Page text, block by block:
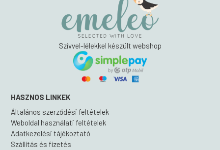
Szívvel-lélekkel készült webshop
HASZNOS LINKEK
Általános szerződési feltételek
Weboldal használati feltételek
Adatkezelési tájékoztató
Szállítás és fizetés